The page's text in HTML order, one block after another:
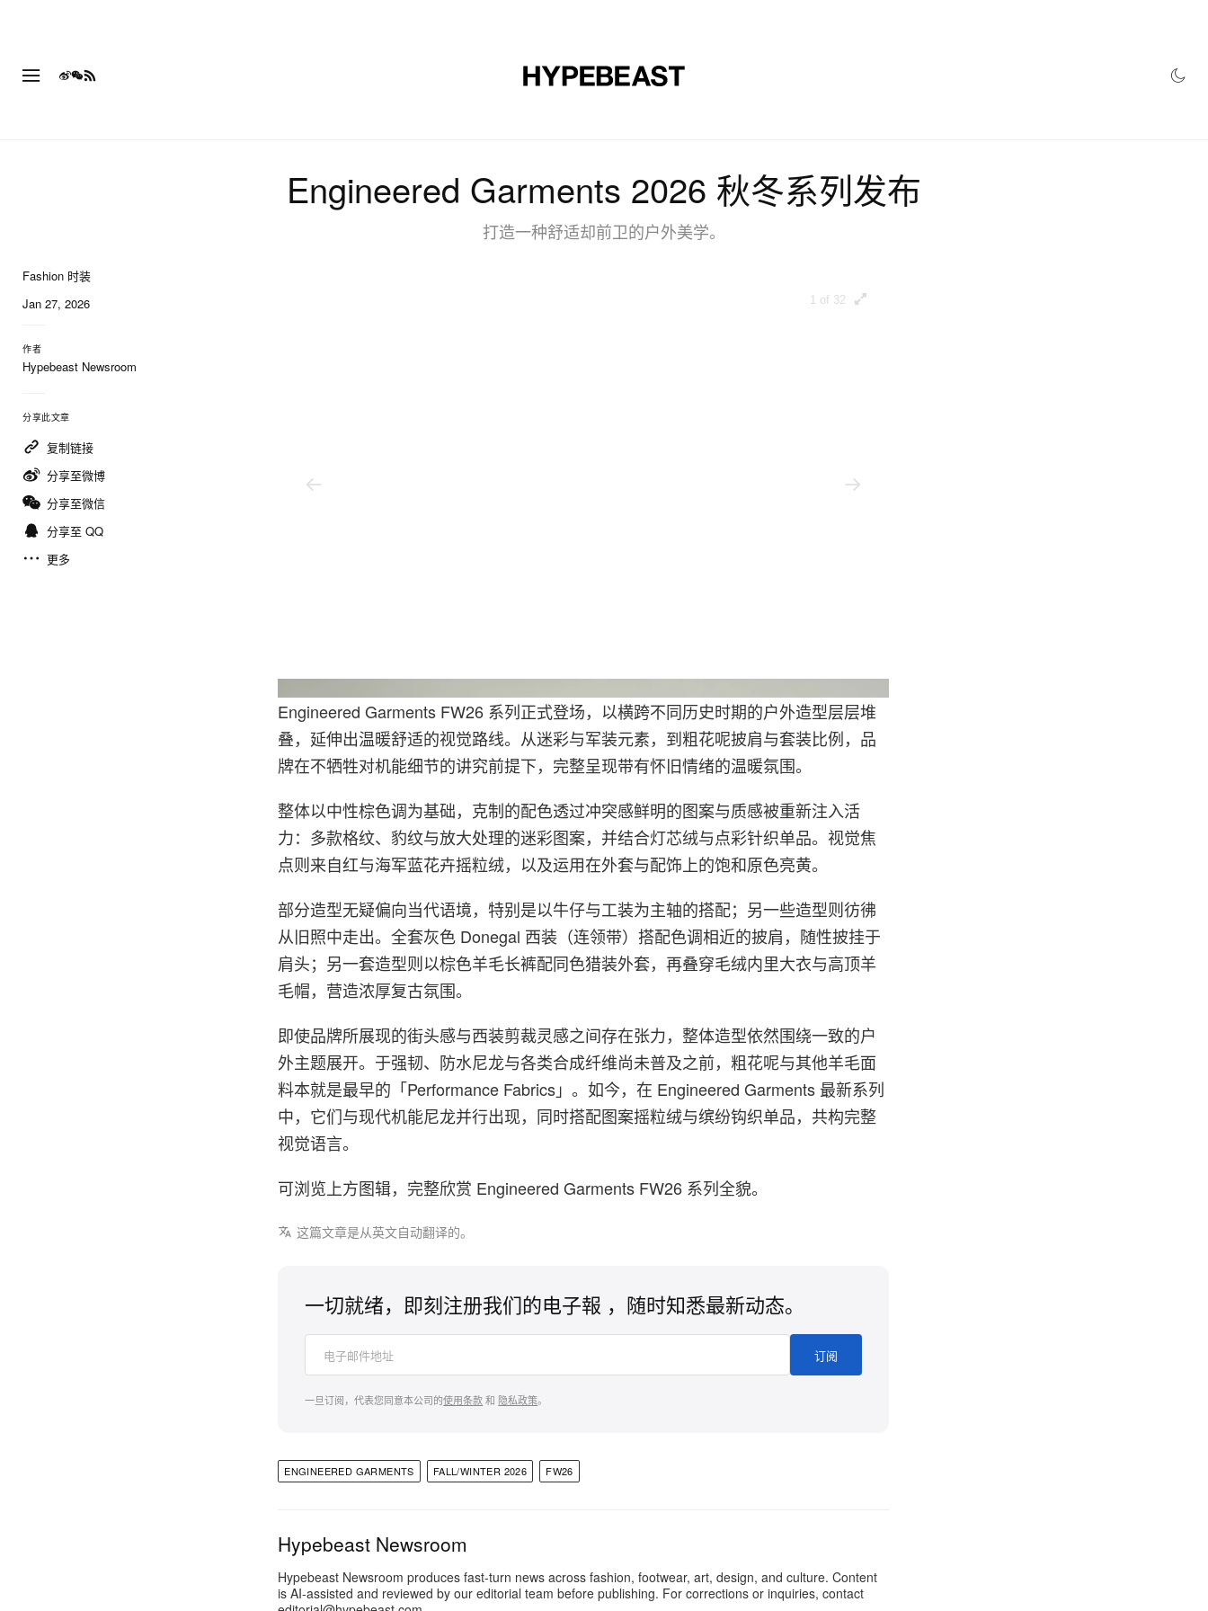
Engineered Garments 2026 秋冬系列发布
打造一种舒适却前卫的户外美学。
Fashion 时装
Jan 27, 2026
作者
Hypebeast Newsroom
分享此文章
复制链接
分享至微博
分享至微信
分享至 QQ
更多
1 of 32
Engineered Garments FW26 系列正式登场，以横跨不同历史时期的户外造型层层堆
叠，延伸出温暖舒适的视觉路线。从迷彩与军装元素，到粗花呢披肩与套装比例，品
牌在不牺牲对机能细节的讲究前提下，完整呈现带有怀旧情绪的温暖氛围。
整体以中性棕色调为基础，克制的配色透过冲突感鲜明的图案与质感被重新注入活
力：多款格纹、豹纹与放大处理的迷彩图案，并结合灯芯绒与点彩针织单品。视觉焦
点则来自红与海军蓝花卉摇粒绒，以及运用在外套与配饰上的饱和原色亮黄。
部分造型无疑偏向当代语境，特别是以牛仔与工装为主轴的搭配；另一些造型则彷彿
从旧照中走出。全套灰色 Donegal 西装（连领带）搭配色调相近的披肩，随性披挂于
肩头；另一套造型则以棕色羊毛长裤配同色猎装外套，再叠穿毛绒内里大衣与高顶羊
毛帽，营造浓厚复古氛围。
即使品牌所展现的街头感与西装剪裁灵感之间存在张力，整体造型依然围绕一致的户
外主题展开。于强韧、防水尼龙与各类合成纤维尚未普及之前，粗花呢与其他羊毛面
料本就是最早的「Performance Fabrics」。如今，在 Engineered Garments 最新系列
中，它们与现代机能尼龙并行出现，同时搭配图案摇粒绒与缤纷钩织单品，共构完整
视觉语言。
可浏览上方图辑，完整欣赏 Engineered Garments FW26 系列全貌。
这篇文章是从英文自动翻译的。
一切就绪，即刻注册我们的电子報 ，随时知悉最新动态。
订阅
一旦订阅，代表您同意本公司的使用条款和 隐私政策。
ENGINEERED GARMENTS FALL/WINTER 2026 FW26
Hypebeast Newsroom
Hypebeast Newsroom produces fast-turn news across fashion, footwear, art, design, and culture. Content
is AI-assisted and reviewed by our editorial team before publishing. For corrections or inquiries, contact